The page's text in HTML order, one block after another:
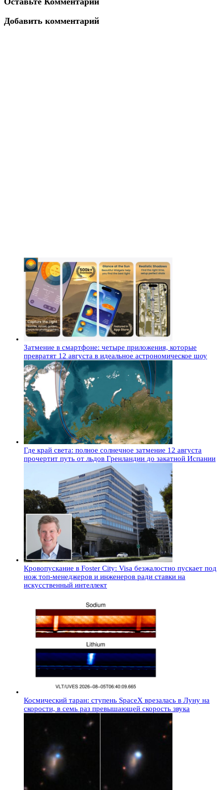
Добавить комментарий
Затмение в смартфоне: четыре приложения, которые
превратят 12 августа в идеальное астрономическое шоу
Где край света: полное солнечное затмение 12 августа
прочертит путь от льдов Гренландии до закатной Испании
Кровопускание в Foster City: Visa безжалостно пускает под
нож топ-менеджеров и инженеров ради ставки на
искусственный интеллект
Космический таран: ступень SpaceX врезалась в Луну на
скорости, в семь раз превышающей скорость звука